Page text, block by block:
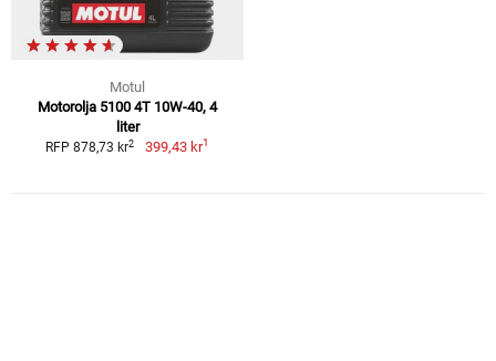
Motul
Motorolja 5100 4T 10W-40, 4
liter
RFP 878,73 kr2 399,43 kr1